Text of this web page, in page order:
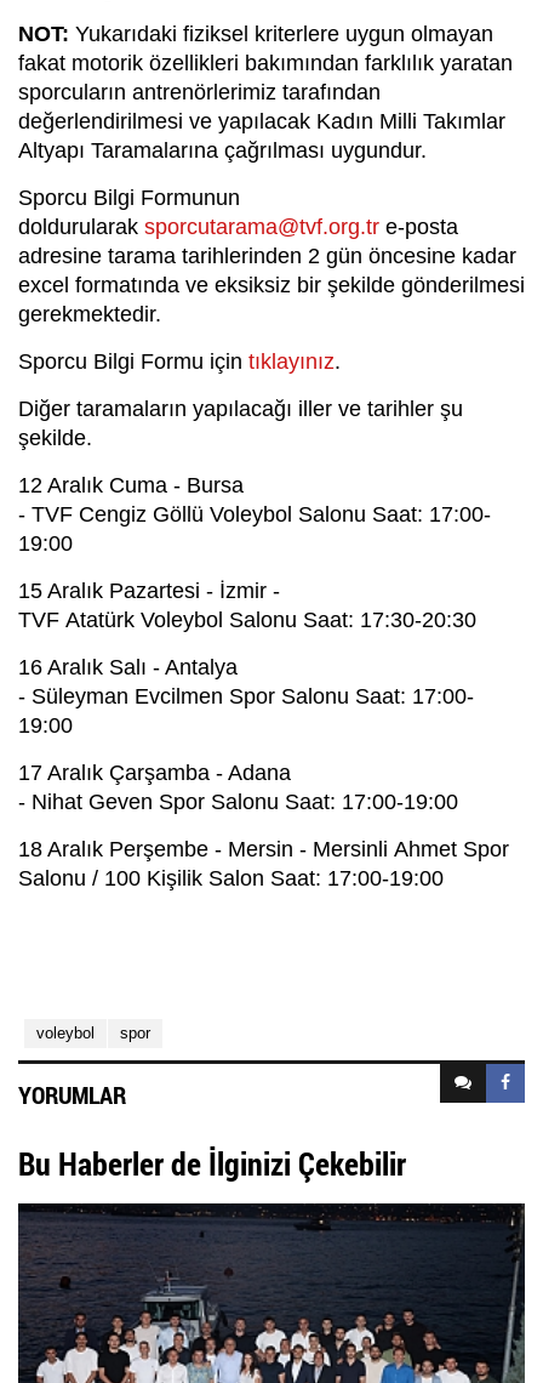
NOT: Yukarıdaki fiziksel kriterlere uygun olmayan
fakat motorik özellikleri bakımından farklılık yaratan
sporcuların antrenörlerimiz tarafından
değerlendirilmesi ve yapılacak Kadın Milli Takımlar
Altyapı Taramalarına çağrılması uygundur.
Sporcu Bilgi Formunun
doldurularak sporcutarama@tvf.org.tr e-posta
adresine tarama tarihlerinden 2 gün öncesine kadar
excel formatında ve eksiksiz bir şekilde gönderilmesi
gerekmektedir.
Sporcu Bilgi Formu için tıklayınız.
Diğer taramaların yapılacağı iller ve tarihler şu
şekilde.
12 Aralık Cuma - Bursa
- TVF Cengiz Göllü Voleybol Salonu Saat: 17:00-
19:00
15 Aralık Pazartesi - İzmir -
TVF Atatürk Voleybol Salonu Saat: 17:30-20:30
16 Aralık Salı - Antalya
- Süleyman Evcilmen Spor Salonu Saat: 17:00-
19:00
17 Aralık Çarşamba - Adana
- Nihat Geven Spor Salonu Saat: 17:00-19:00
18 Aralık Perşembe - Mersin - Mersinli Ahmet Spor
Salonu / 100 Kişilik Salon Saat: 17:00-19:00
voleybol spor
YORUMLAR
Bu Haberler de İlginizi Çekebilir